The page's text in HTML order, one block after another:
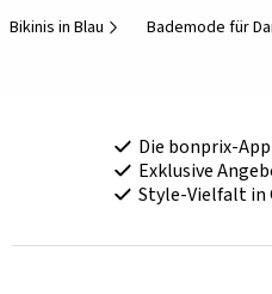
Bikinis in Blau Bademode für
Die bonprix-
Exklusive
Style-Vielfalt in